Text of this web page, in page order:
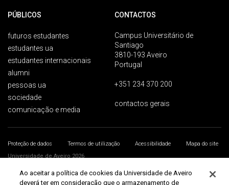
PÚBLICOS
futuros estudantes
estudantes ua
estudantes internacionais
alumni
pessoas ua
sociedade
comunicação e media
CONTACTOS
Campus Universitário de
Santiago
3810-193 Aveiro
Portugal
+351 234 370 200
contactos gerais
Proteção de dados Termos de utilização Acessibilidade
Mapa do site
Universidade de Aveiro 2026
Ao aceitar a política de cookies da Universidade de Aveiro
deverá ter em consideração que o armazenamento de